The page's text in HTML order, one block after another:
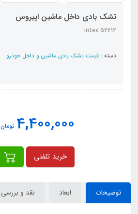
تشک بادی داخل ماشین اپیروس
intex 52212
دسته : قیمت تشک بادی ماشین و داخل خودرو
4,400,000 تومان
خرید تلفنی
توضیحات ابعاد نقد و بررسی